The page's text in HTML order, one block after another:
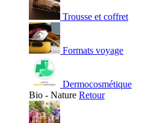
Trousse et coffret
Formats voyage
Dermocosmétique
Bio - Nature Retour